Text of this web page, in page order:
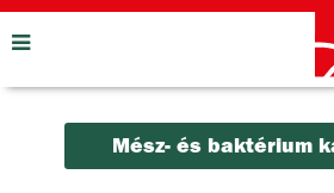
Mész- és baktérium